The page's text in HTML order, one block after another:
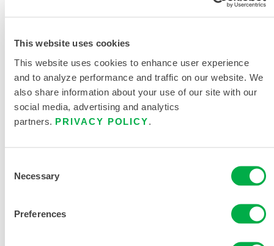
This website uses cookies
This website uses cookies to enhance user experience
and to analyze performance and traffic on our website. We
also share information about your use of our site with our
social media, advertising and analytics
partners. PRIVACY POLICY
Selection
Necessary
Preferences
DOCUMENTACIÓN DEL